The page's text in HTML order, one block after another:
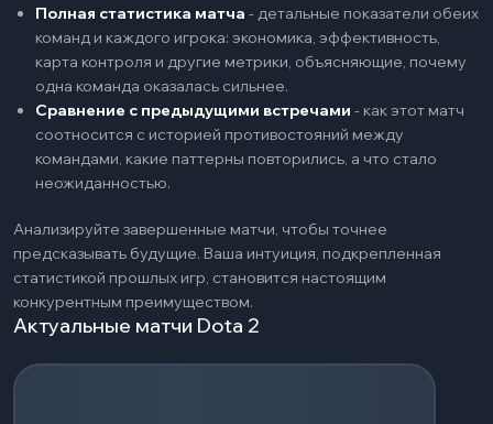
Полная статистика матча - детальные показатели обеих
команд и каждого игрока: экономика, эффективность,
карта контроля и другие метрики, объясняющие, почему
одна команда оказалась сильнее.
Сравнение с предыдущими встречами - как этот матч
соотносится с историей противостояний между
командами, какие паттерны повторились, а что стало
неожиданностью.
Анализируйте завершенные матчи, чтобы точнее
предсказывать будущие. Ваша интуиция, подкрепленная
статистикой прошлых игр, становится настоящим
конкурентным преимуществом.
Актуальные матчи Dota 2
Загрузка событий...